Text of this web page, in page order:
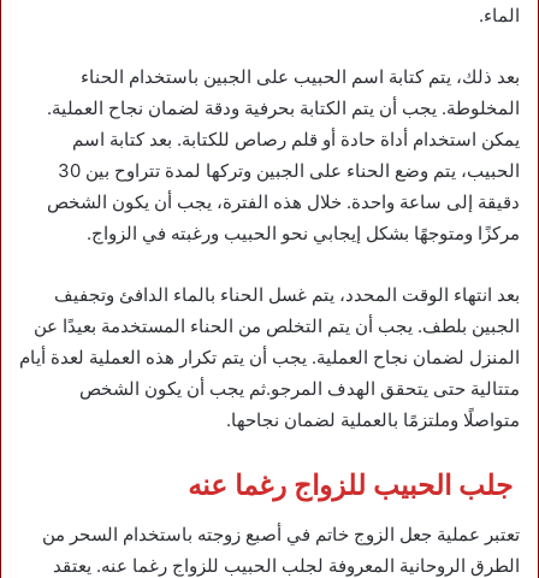
الماء.
بعد ذلك، يتم كتابة اسم الحبيب على الجبين باستخدام الحناء
المخلوطة. يجب أن يتم الكتابة بحرفية ودقة لضمان نجاح العملية.
يمكن استخدام أداة حادة أو قلم رصاص للكتابة. بعد كتابة اسم
الحبيب، يتم وضع الحناء على الجبين وتركها لمدة تتراوح بين 30
دقيقة إلى ساعة واحدة. خلال هذه الفترة، يجب أن يكون الشخص
مركزًا ومتوجهًا بشكل إيجابي نحو الحبيب ورغبته في الزواج.
بعد انتهاء الوقت المحدد، يتم غسل الحناء بالماء الدافئ وتجفيف
الجبين بلطف. يجب أن يتم التخلص من الحناء المستخدمة بعيدًا عن
المنزل لضمان نجاح العملية. يجب أن يتم تكرار هذه العملية لعدة أيام
متتالية حتى يتحقق الهدف المرجو.ثم يجب أن يكون الشخص
متواصلًا وملتزمًا بالعملية لضمان نجاحها.
جلب الحبيب للزواج رغما عنه
تعتبر عملية جعل الزوج خاتم في أصبع زوجته باستخدام السحر من
الطرق الروحانية المعروفة لجلب الحبيب للزواج رغما عنه. يعتقد